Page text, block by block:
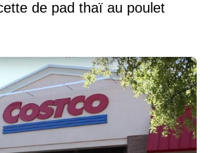
de pad thaï au poulet